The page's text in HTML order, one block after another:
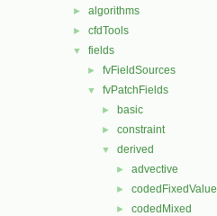
► algorithms
► cfdTools
▼ fields
► fvFieldSources
▼ fvPatchFields
► basic
► constraint
▼ derived
► advective
► codedFixedValue
► codedMixed